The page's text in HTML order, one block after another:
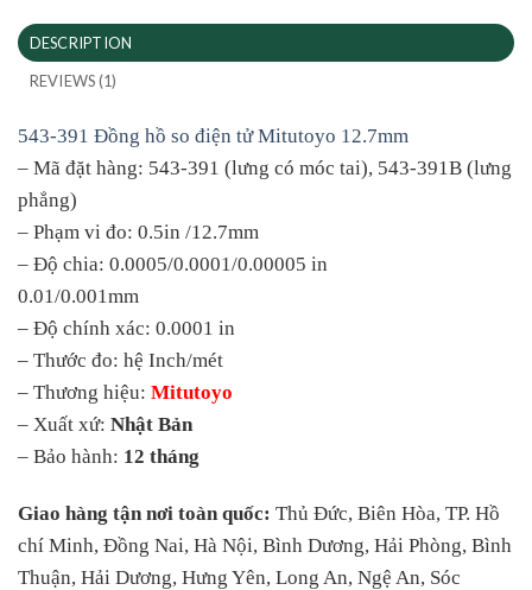
DESCRIPTION
REVIEWS (1)
543-391 Đồng hồ so điện tử Mitutoyo 12.7mm
– Mã đặt hàng: 543-391 (lưng có móc tai), 543-391B (lưng
phẳng)
– Phạm vi đo: 0.5in /12.7mm
– Độ chia: 0.0005/0.0001/0.00005 in
0.01/0.001mm
– Độ chính xác: 0.0001 in
– Thước đo: hệ Inch/mét
– Thương hiệu: Mitutoyo
– Xuất xứ: Nhật Bản
– Bảo hành: 12 tháng
Giao hàng tận nơi toàn quốc: Thủ Đức, Biên Hòa, TP. Hồ
chí Minh, Đồng Nai, Hà Nội, Bình Dương, Hải Phòng, Bình
Thuận, Hải Dương, Hưng Yên, Long An, Ngệ An, Sóc